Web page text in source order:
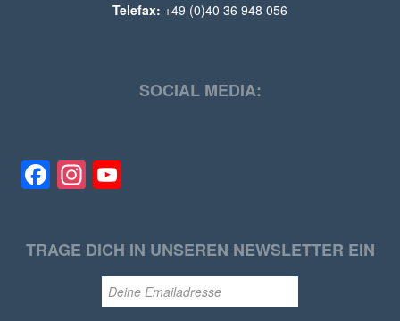
Telefax: +49 (0)40 36 948 056
SOCIAL MEDIA:
Facebook
Instagram
TRAGE DICH IN UNSEREN NEWSLETTER EIN